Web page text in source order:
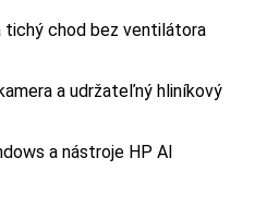
tichý chod bez ventilátora
a udržateľný hliníkový
a nástroje HP AI